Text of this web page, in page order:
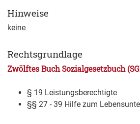
Hinweise
keine
Rechtsgrundlage
Zwölftes Buch Sozialgesetzbuch
§ 19 Leistungsberechtigte
§§ 27 - 39 Hilfe zum